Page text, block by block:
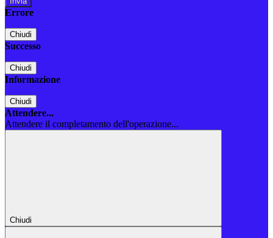
Errore
Chiudi
Successo
Chiudi
Informazione
Chiudi
Attendere...
Attendere il completamento dell'operazione...
Chiudi